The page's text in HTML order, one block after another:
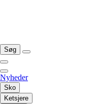
Søg
Nyheder
Sko
Ketsjere